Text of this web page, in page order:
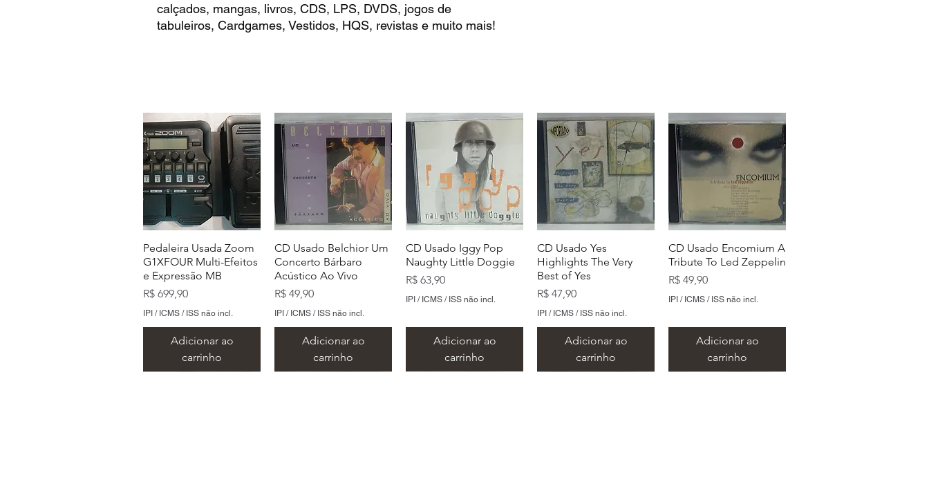
calçados, mangas, livros, CDS, LPS, DVDS, jogos de
tabuleiros, Cardgames, Vestidos, HQS, revistas e muito mais!
Pedaleira Usada Zoom
G1XFOUR Multi-Efeitos
e Expressão MB
Preço
R$ 699,90
IPI / ICMS / ISS não incl.
Adicionar ao
carrinho
CD Usado Belchior Um
Concerto Bárbaro
Acústico Ao Vivo
Preço
R$ 49,90
IPI / ICMS / ISS não incl.
Adicionar ao
carrinho
CD Usado Iggy Pop
Naughty Little Doggie
Preço
R$ 63,90
IPI / ICMS / ISS não incl.
Adicionar ao
carrinho
CD Usado Yes
Highlights The Very
Best of Yes
Preço
R$ 47,90
IPI / ICMS / ISS não incl.
Adicionar ao
carrinho
CD Usado Encomium A
Tribute To Led Zeppelin
Preço
R$ 49,90
IPI / ICMS / ISS não incl.
Adicionar ao
carrinho